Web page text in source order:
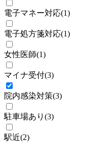
電子マネー対応(1)
電子処方箋対応(1)
女性医師(1)
マイナ受付(3)
院内感染対策(3)
駐車場あり (3)
駅近(2)